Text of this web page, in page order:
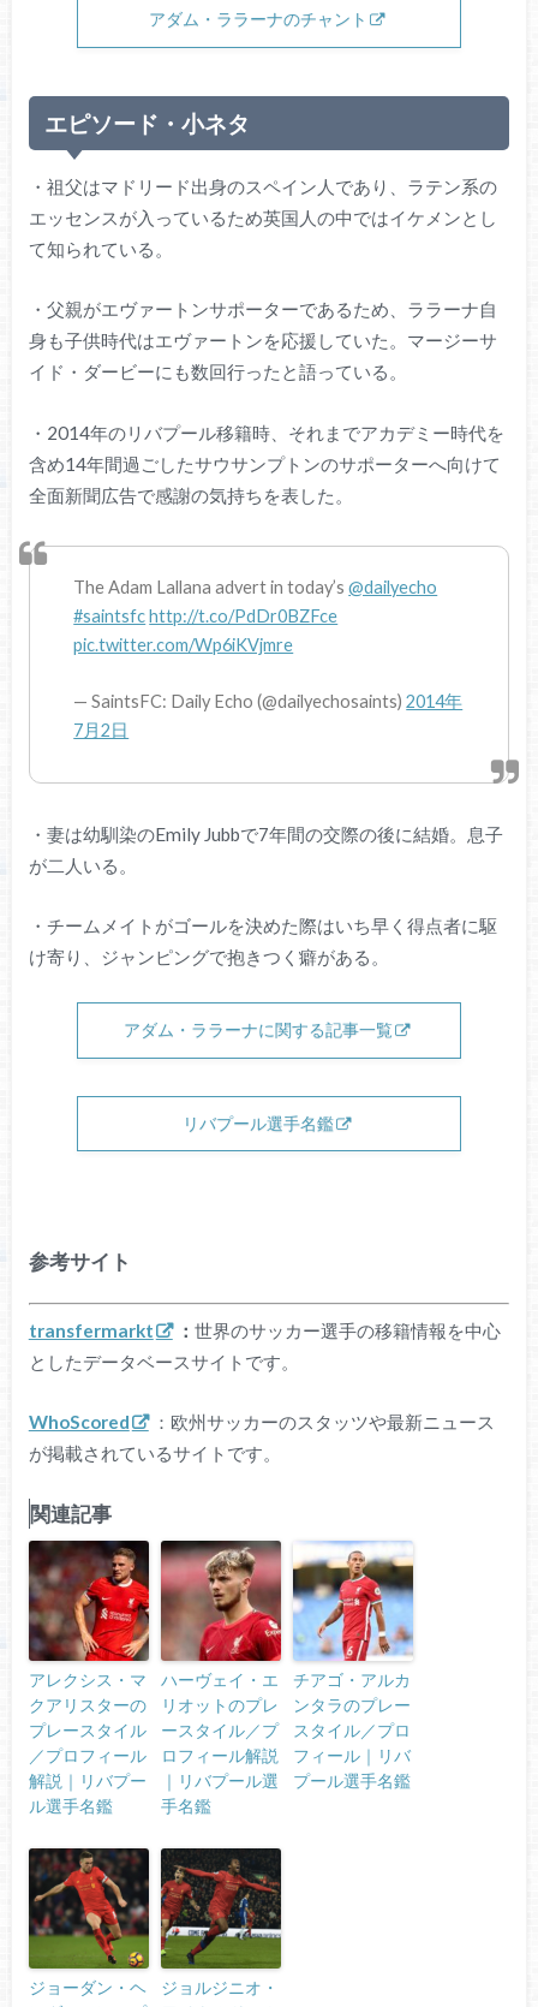
アダム・ララーナのチャント
エピソード・小ネタ
・祖父はマドリード出身のスペイン人であり、ラテン系の
エッセンスが入っているため英国人の中ではイケメンとし
て知られている。
・父親がエヴァートンサポーターであるため、ララーナ自
身も子供時代はエヴァートンを応援していた。マージーサ
イド・ダービーにも数回行ったと語っている。
・2014年のリバプール移籍時、それまでアカデミー時代を
含め14年間過ごしたサウサンプトンのサポーターへ向けて
全面新聞広告で感謝の気持ちを表した。
The Adam Lallana advert in today’s@dailyecho
#saintsfchttp://t.co/PdDr0BZFce
pic.twitter.com/Wp6iKVjmre
— SaintsFC: Daily Echo (@dailyechosaints)2014年
7月2日
・妻は幼馴染のEmily Jubbで7年間の交際の後に結婚。息子
が二人いる。
・チームメイトがゴールを決めた際はいち早く得点者に駆
け寄り、ジャンピングで抱きつく癖がある。
アダム・ララーナに関する記事一覧
リバプール選手名鑑
参考サイト
transfermarkt ： 世界のサッカー選手の移籍情報を中心
としたデータベースサイトです。
WhoScored
：欧州サッカーのスタッツや最新ニュース
が掲載されているサイトです。
関連記事
アレクシス・マ
クアリスターの
プレースタイル
／プロフィール
解説｜リバプー
ル選手名鑑
ハーヴェイ・エ
リオットのプレ
ースタイル／プ
ロフィール解説
｜リバプール選
手名鑑
チアゴ・アルカ
ンタラのプレー
スタイル／プロ
フィール｜リバ
プール選手名鑑
ジョーダン・ヘ
ジョルジニオ・